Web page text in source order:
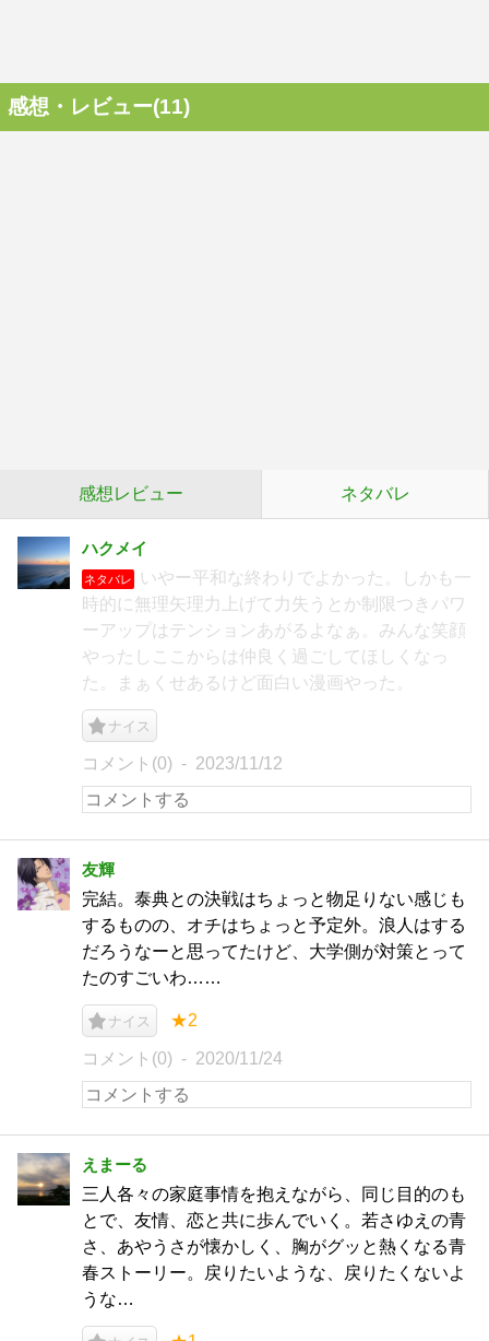
感想・レビュー(11)
感想レビュー ネタバレ
ハクメイ
ネタバレ
いやー平和な終わりでよかった。しかも一
時的に無理矢理力上げて力失うとか制限つきパワ
ーアップはテンションあがるよなぁ。みんな笑顔
やったしここからは仲良く過ごしてほしくなっ
た。まぁくせあるけど面白い漫画やった。
ナイス
コメント(0) 2023/11/12
友輝
完結。泰典との決戦はちょっと物足りない感じも
するものの、オチはちょっと予定外。浪人はする
だろうなーと思ってたけど、大学側が対策とって
たのすごいわ……
ナイス ★2
コメント(0) 2020/11/24
えまーる
三人各々の家庭事情を抱えながら、同じ目的のも
とで、友情、恋と共に歩んでいく。若さゆえの青
さ、あやうさが懐かしく、胸がグッと熱くなる青
春ストーリー。戻りたいような、戻りたくないよ
うな…